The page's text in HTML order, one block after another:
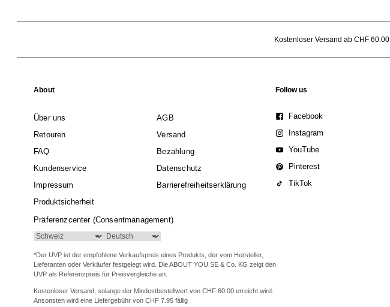
Kostenloser Versand ab CHF 60.00
About
Über uns
AGB
Retouren
Versand
FAQ
Bezahlung
Kundenservice
Datenschutz
Impressum
Barrierefreiheitserklärung
Produktsicherheit
Präferenzcenter (Consentmanagement)
*Der UVP ist der empfohlene Verkaufspreis eines Produkts, der vom Hersteller,
Lieferanten oder Verkäufer festgelegt wird. Die ABOUT YOU SE & Co. KG zeigt den
UVP als Referenzpreis für Preisvergleiche an.
Kostenloser Versand, solange der Mindestbestellwert von CHF 60.00 erreicht wird.
Ansonsten wird eine Liefergebühr von CHF 7.95 fällig
Follow us
Facebook
Instagram
YouTube
Pinterest
TikTok